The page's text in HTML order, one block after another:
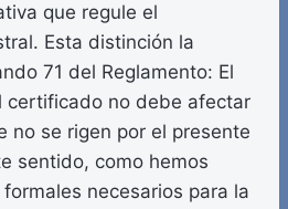
que regule el
Esta distinción la
71 del Reglamento: El
certificado no debe afectar
no se rigen por el presente
sentido, como hemos
necesarios para la